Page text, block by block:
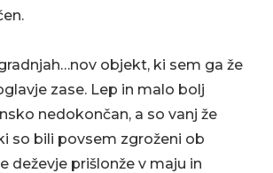
objekt, ki sem ga že
zase. Lep in malo bolj
nedokončan, a so vanj že
so bili povsem zgroženi ob
deževje prišlonže v maju in